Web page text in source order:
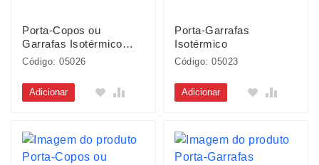
Porta-Copos ou
Garrafas Isotérmico
Esportivo
Código: 05026
Adicionar
Porta-Garrafas
Isotérmico
Código: 05023
Adicionar